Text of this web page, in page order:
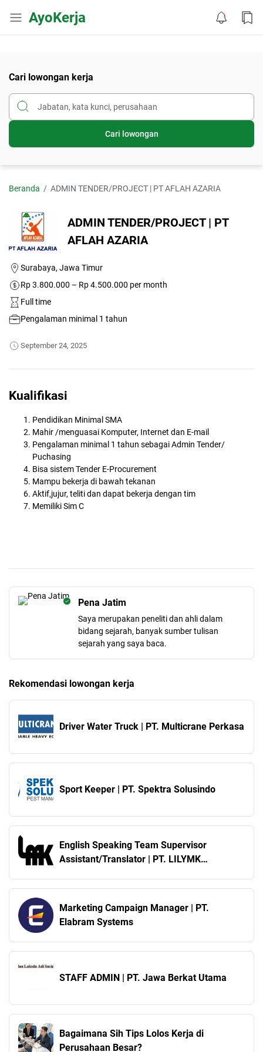
AyoKerja
Cari lowongan kerja
Cari lowongan
Beranda ADMIN TENDER/PROJECT | PT AFLAH AZARIA
ADMIN TENDER/PROJECT | PT
AFLAH AZARIA
Surabaya, Jawa Timur
Rp 3.800.000 – Rp 4.500.000 per month
Full time
Pengalaman minimal 1 tahun
September 24, 2025
Kualifikasi
Pendidikan Minimal SMA
Mahir /menguasai Komputer, Internet dan E-mail
Pengalaman minimal 1 tahun sebagai Admin Tender/
Puchasing
Bisa sistem Tender E-Procurement
Mampu bekerja di bawah tekanan
Aktif,jujur, teliti dan dapat bekerja dengan tim
Memiliki Sim C
Pena Jatim
Saya merupakan peneliti dan ahli dalam
bidang sejarah, banyak sumber tulisan
sejarah yang saya baca.
Rekomendasi lowongan kerja
Driver Water Truck | PT. Multicrane Perkasa
Sport Keeper | PT. Spektra Solusindo
English Speaking Team Supervisor
Assistant/Translator | PT. LILYMK
Marketing Campaign Manager | PT.
Elabram Systems
STAFF ADMIN | PT. Jawa Berkat Utama
Bagaimana Sih Tips Lolos Kerja di
Perusahaan Besar?